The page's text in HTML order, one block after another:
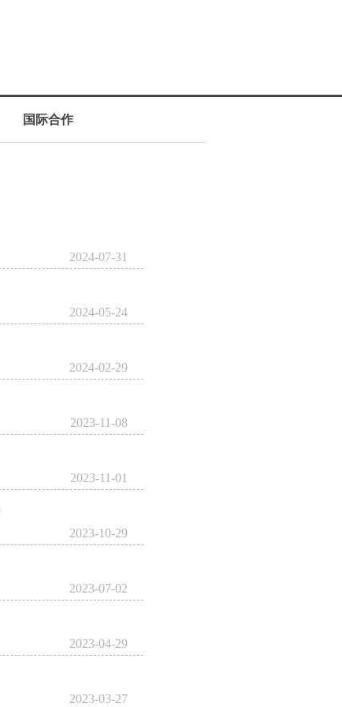
国际合作
2024-07-31
2024-05-24
2024-02-29
2023-11-08
2023-11-01
2023-10-29
2023-07-02
2023-04-29
2023-03-27